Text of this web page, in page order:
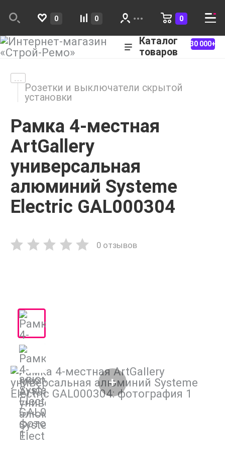
0 0 0
Каталог
товаров
30 000+
Розетки и выключатели скрытой
установки
Рамка 4-местная
ArtGallery
универсальная
алюминий Systeme
Electric GAL000304
0 отзывов